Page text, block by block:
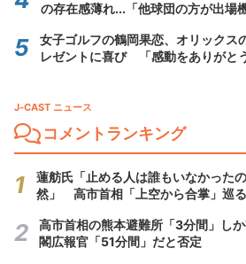
の存在感薄れ...「他球団の方が出場
女子ゴルフの鶴岡果恋、オリックス
レゼントに喜び 「感動をありがと
J-CAST ニュース
コメントランキング
蓮舫氏「止める人は誰もいなかった
然」 高市首相「上空から合掌」巡
高市首相の熊本避難所「3分間」し
閣広報官「51分間」だと否定